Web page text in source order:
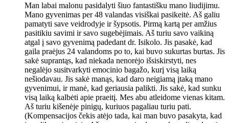
Man labai malonu pasidalyti šiuo fantastišku mano liudijimu.
Mano gyvenimas per 48 valandas visiškai pasikeitė. Aš galiu
pamatyti save veidrodyje ir šypsotis. Pirmą kartą per amžius
pasitikiu savimi ir savo sugebėjimais. Aš turiu savo vaikiną
atgal į savo gyvenimą padedant dr. Isikolo. Jis pasakė, kad
gaila praėjus 24 valandoms po to, kai buvo sukurtas burtas. Jis
sakė suprantąs, kad niekada nenorėjo išsiskirstyti, nes
negalėjo susitvarkyti emocinio bagažo, kurį visą laiką
nešiodavau. Jis sakė manąs, kad daro neigiamą įtaką mano
gyvenimui, ir manė, kad geriausia palikti. Jis sakė, kad sunku
visą laiką kalbėti apie praeitį. Mes abu atleidome vienas kitam.
Aš turiu kišenėje pinigų, kuriuos pagaliau turiu pati.
(Kompensacijos čekis atėjo tada, kai man buvo pasakyta, kad